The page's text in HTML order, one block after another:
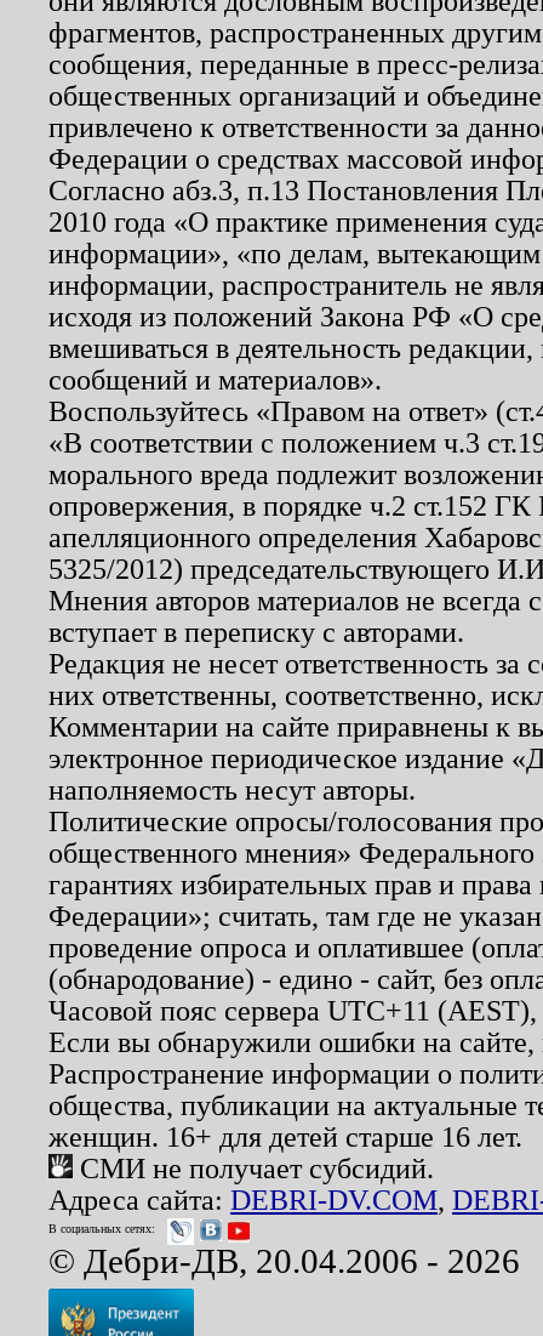
фрагментов, распространенных
сообщения, переданные в пресс-
общественных организаций и
привлечено к ответственности за
Федерации о средствах массовой
Согласно абз.3, п.13 Постановления
2010 года «О практике применения
информации», «по делам, вытекающим
информации, распространитель не
исходя из положений Закона РФ «О
вмешиваться в деятельность
сообщений и материалов».
Воспользуйтесь «Правом на ответ»
«В соответствии с положением ч.3
морального вреда подлежит
опровержения, в порядке ч.2 ст.152
апелляционного определения
5325/2012) председательствующего
Мнения авторов материалов не
вступает в переписку с авторами.
Редакция не несет ответственность
них ответственны, соответственно,
Комментарии на сайте приравнены к
электронное периодическое издание
наполняемость несут авторы.
Политические опросы/голосования
общественного мнения»
гарантиях избирательных прав и
Федерации»; считать, там где не
проведение опроса и оплатившее
(обнародование) - едино - сайт, без
Часовой пояс сервера UTC+11
Если вы обнаружили ошибки на
Распространение информации о
общества, публикации на актуальные
женщин. 16+ для детей старше 16 лет.
СМИ не получает субсидий.
Адреса сайта: DEBRI-DV.COM,
В социальных сетях:
© Дебри-ДВ, 20.04.2006 - 2026